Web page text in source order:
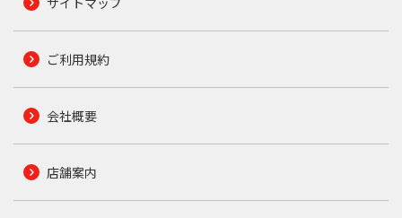
ご利用規約
会社概要
店舗案内